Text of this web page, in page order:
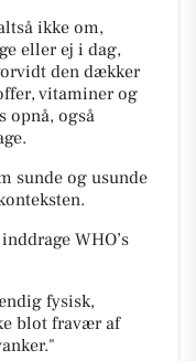
ikke om,
eller ej i dag,
den dækker
vitaminer og
opnå, også
sunde og usunde
WHO’s
fysisk,
blot fravær af